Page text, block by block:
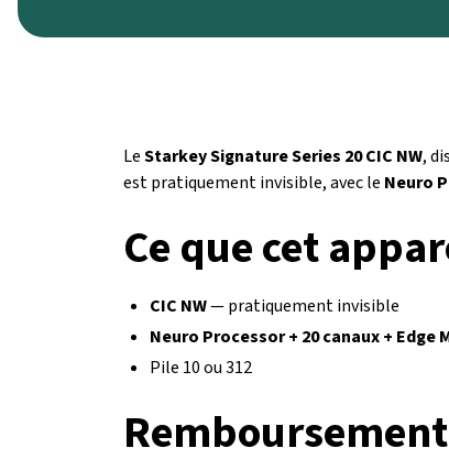
LeStarkey Signature Series 20 CIC NW,
est pratiquement invisible, avec le Neuro
Ce que cet
CIC NW— pratiquement invisible
Neuro Processor + 20 canaux + Edge
Pile 10 ou 312
Remboursement